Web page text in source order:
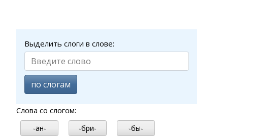
Выделить слоги в слове:
по слогам
Слова со слогом:
-ан- -бри- -бы-